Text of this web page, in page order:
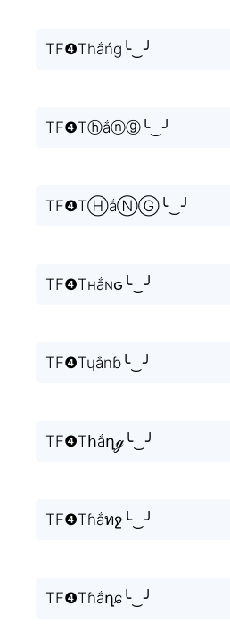
TF❹Thắńg╰‿╯
TF❹Tⓗắⓝⓖ╰‿╯
TF❹TⒽắⓃⒼ╰‿╯
TF❹Tнắɴԍ╰‿╯
TF❹Tɥắnɓ╰‿╯
TF❹Tհắղℊ╰‿╯
TF❹Tɦắทջ╰‿╯
TF❹Tɦắղɕ╰‿╯